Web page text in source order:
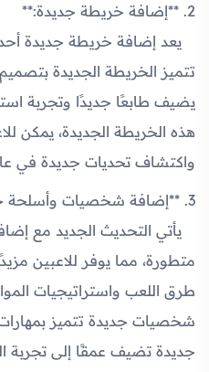
2. **إضافة خريطة جديدة:**
يعد إضافة خريطة جديدة أحد
تتميز الخريطة الجديدة
يضيف طابعًا جديدًا وتجربة
هذه الخريطة الجديدة، يمكن
واكتشاف تحديات جديدة في
3. **إضافة شخصيات وأسلحة جديدة:**
يأتي التحديث الجديد مع
متطورة، مما يوفر للاعبين
طرق اللعب واستراتيجيات
شخصيات جديدة تتميز
جديدة تضيف عمقًا إلى تجربة